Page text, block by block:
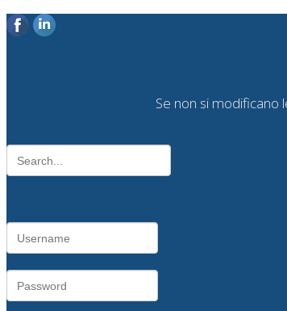
Se non si modificano